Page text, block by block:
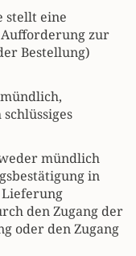
stellt eine
zur
Bestellung)
mündlich
in
den Zugang der
oder den Zugang